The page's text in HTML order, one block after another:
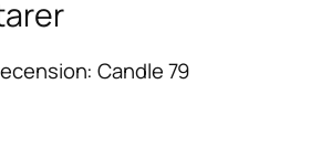
Candle 79